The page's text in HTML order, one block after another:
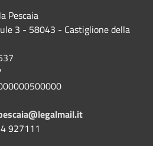
Pescaia
3 - 58043 - Castiglione della
927111